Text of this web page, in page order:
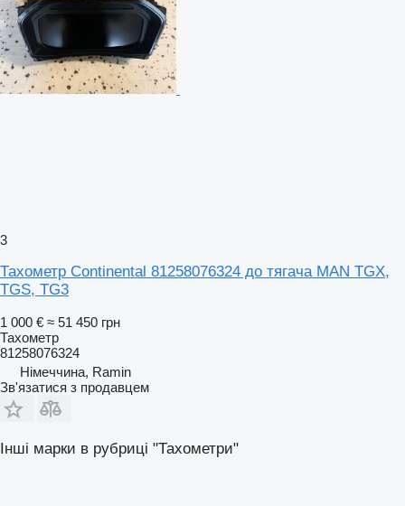
3
Тахометр Continental 81258076324 до тягача MAN TGX,
TGS, TG3
1 000 € ≈ 51 450 грн
Тахометр
81258076324
Німеччина, Ramin
Зв'язатися з продавцем
Інші марки в рубриці "Тахометри"